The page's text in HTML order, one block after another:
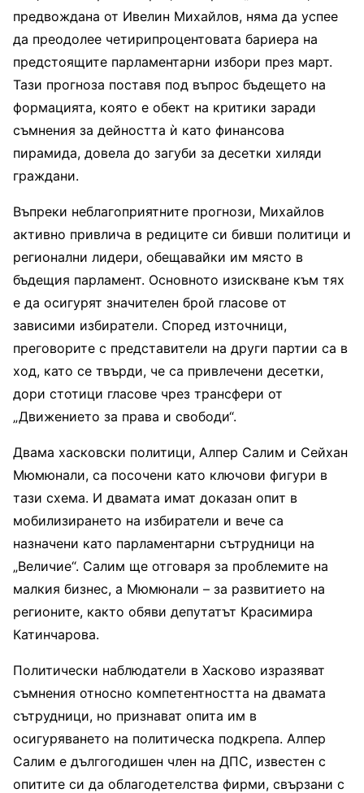
предвождана от Ивелин Михайлов, няма да успее
да преодолее четирипроцентовата бариера на
предстоящите парламентарни избори през март.
Тази прогноза поставя под въпрос бъдещето на
формацията, която е обект на критики заради
съмнения за дейността ѝ като финансова
пирамида, довела до загуби за десетки хиляди
граждани.
Въпреки неблагоприятните прогнози, Михайлов
активно привлича в редиците си бивши политици и
регионални лидери, обещавайки им място в
бъдещия парламент. Основното изискване към тях
е да осигурят значителен брой гласове от
зависими избиратели. Според източници,
преговорите с представители на други партии са в
ход, като се твърди, че са привлечени десетки,
дори стотици гласове чрез трансфери от
„Движението за права и свободи“.
Двама хасковски политици, Алпер Салим и Сейхан
Мюмюнали, са посочени като ключови фигури в
тази схема. И двамата имат доказан опит в
мобилизирането на избиратели и вече са
назначени като парламентарни сътрудници на
„Величие“. Салим ще отговаря за проблемите на
малкия бизнес, а Мюмюнали – за развитието на
регионите, както обяви депутатът Красимира
Катинчарова.
Политически наблюдатели в Хасково изразяват
съмнения относно компетентността на двамата
сътрудници, но признават опита им в
осигуряването на политическа подкрепа. Алпер
Салим е дългогодишен член на ДПС, известен с
опитите си да облагодетелства фирми, свързани с